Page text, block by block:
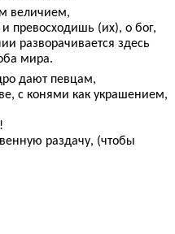
величием,
превосходишь (их), о бог,
разворачивается здесь
мира.
дают певцам,
с конями как украшением,
раздачу, (чтобы